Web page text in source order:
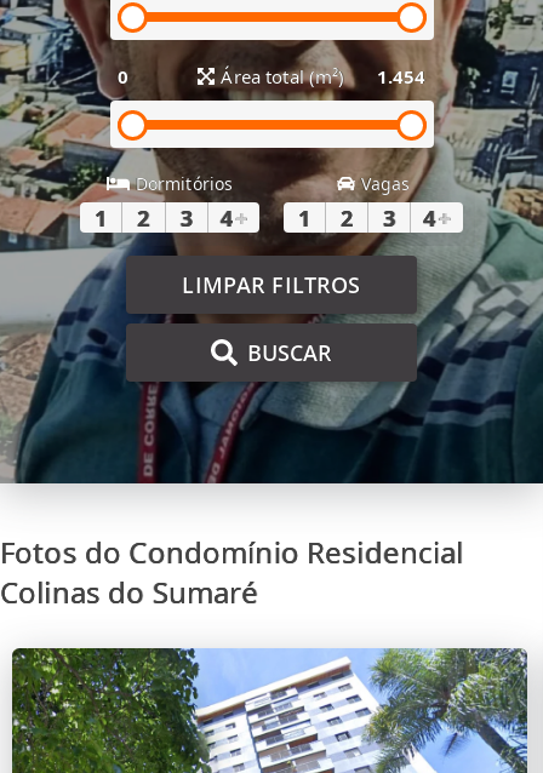
0 Área total (m²) 1.454
Dormitórios
1 2 3 4+
Vagas
1 2 3 4+
LIMPAR FILTROS
BUSCAR
Fotos do Condomínio Residencial
Colinas do Sumaré